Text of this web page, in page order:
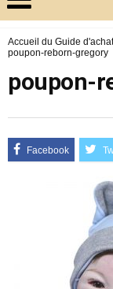
Accueil du Guide d'achat
poupon-reborn-gregory
poupon-